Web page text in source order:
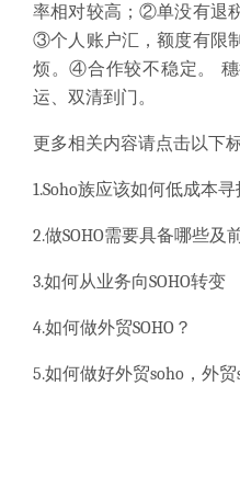
率相对较高；②单没有退
③个人账户汇，额度有限
烦。④合作较不稳定。
运、双清到门。
更多相关内容请点击以下
1.Soho族应该如何低成本寻
2.做SOHO需要具备哪些及
3.如何从业务向SOHO转变
4.如何做外贸SOHO？
5.如何做好外贸soho，外